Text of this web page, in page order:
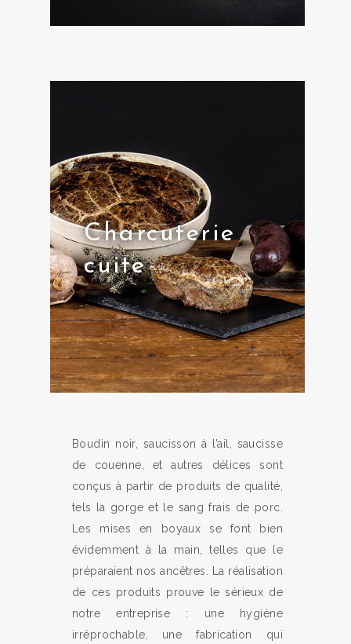
Charcuterie
cuite
Boudin noir, saucisson à l’ail, saucisse
de couenne, et autres délices sont
conçus à partir de produits de qualité,
tels la gorge et le sang frais de porc.
Les mises en boyaux se font bien
évidemment à la main, telles que le
préparaient nos ancêtres. La réalisation
de ces produits prouve le sérieux de
notre entreprise : une hygiène
irréprochable, une fabrication qui